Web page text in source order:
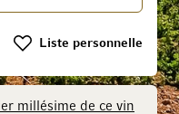
millésime de ce vin
Liste personnelle